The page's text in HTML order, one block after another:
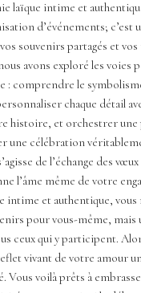
laïque intime et
d’événements; c’est
souvenirs partagés et vos
avons exploré les voies
: comprendre le
chaque détail
histoire, et orchestrer
une célébration
de l’échange des
l’âme même de votre
intime et authentique, vous
pour vous-même, mais
ceux qui y participent.
vivant de votre amour
Vous voilà prêts à